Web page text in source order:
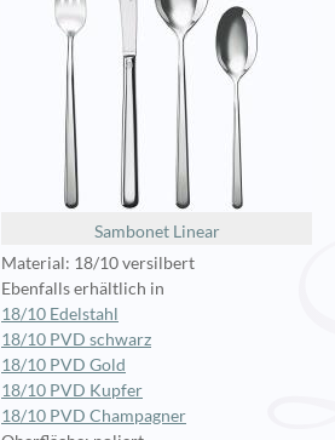
Sambonet Linear
Material: 18/10 versilbert
Ebenfalls erhältlich in
18/10 Edelstahl
18/10 PVD schwarz
18/10 PVD Gold
18/10 PVD Kupfer
18/10 PVD Champagner